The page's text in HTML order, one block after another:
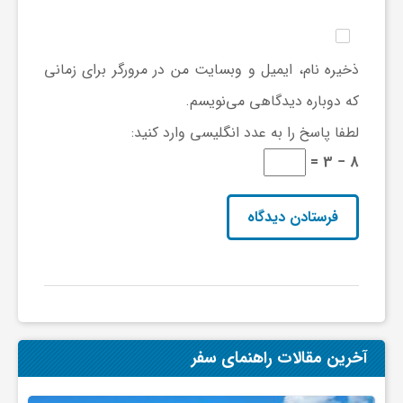
ذخیره نام، ایمیل و وبسایت من در مرورگر برای زمانی
که دوباره دیدگاهی می‌نویسم.
لطفا پاسخ را به عدد انگلیسی وارد کنید:
8 − 3 =
آخرین مقالات راهنمای سفر